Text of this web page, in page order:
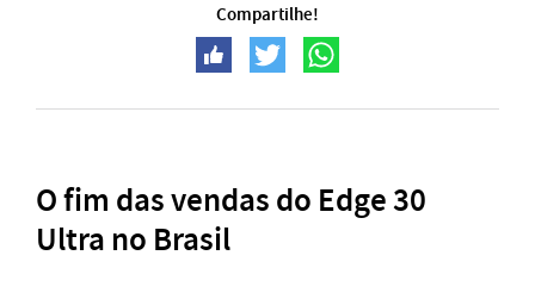
Compartilhe!
O fim das vendas do Edge 30
Ultra no Brasil